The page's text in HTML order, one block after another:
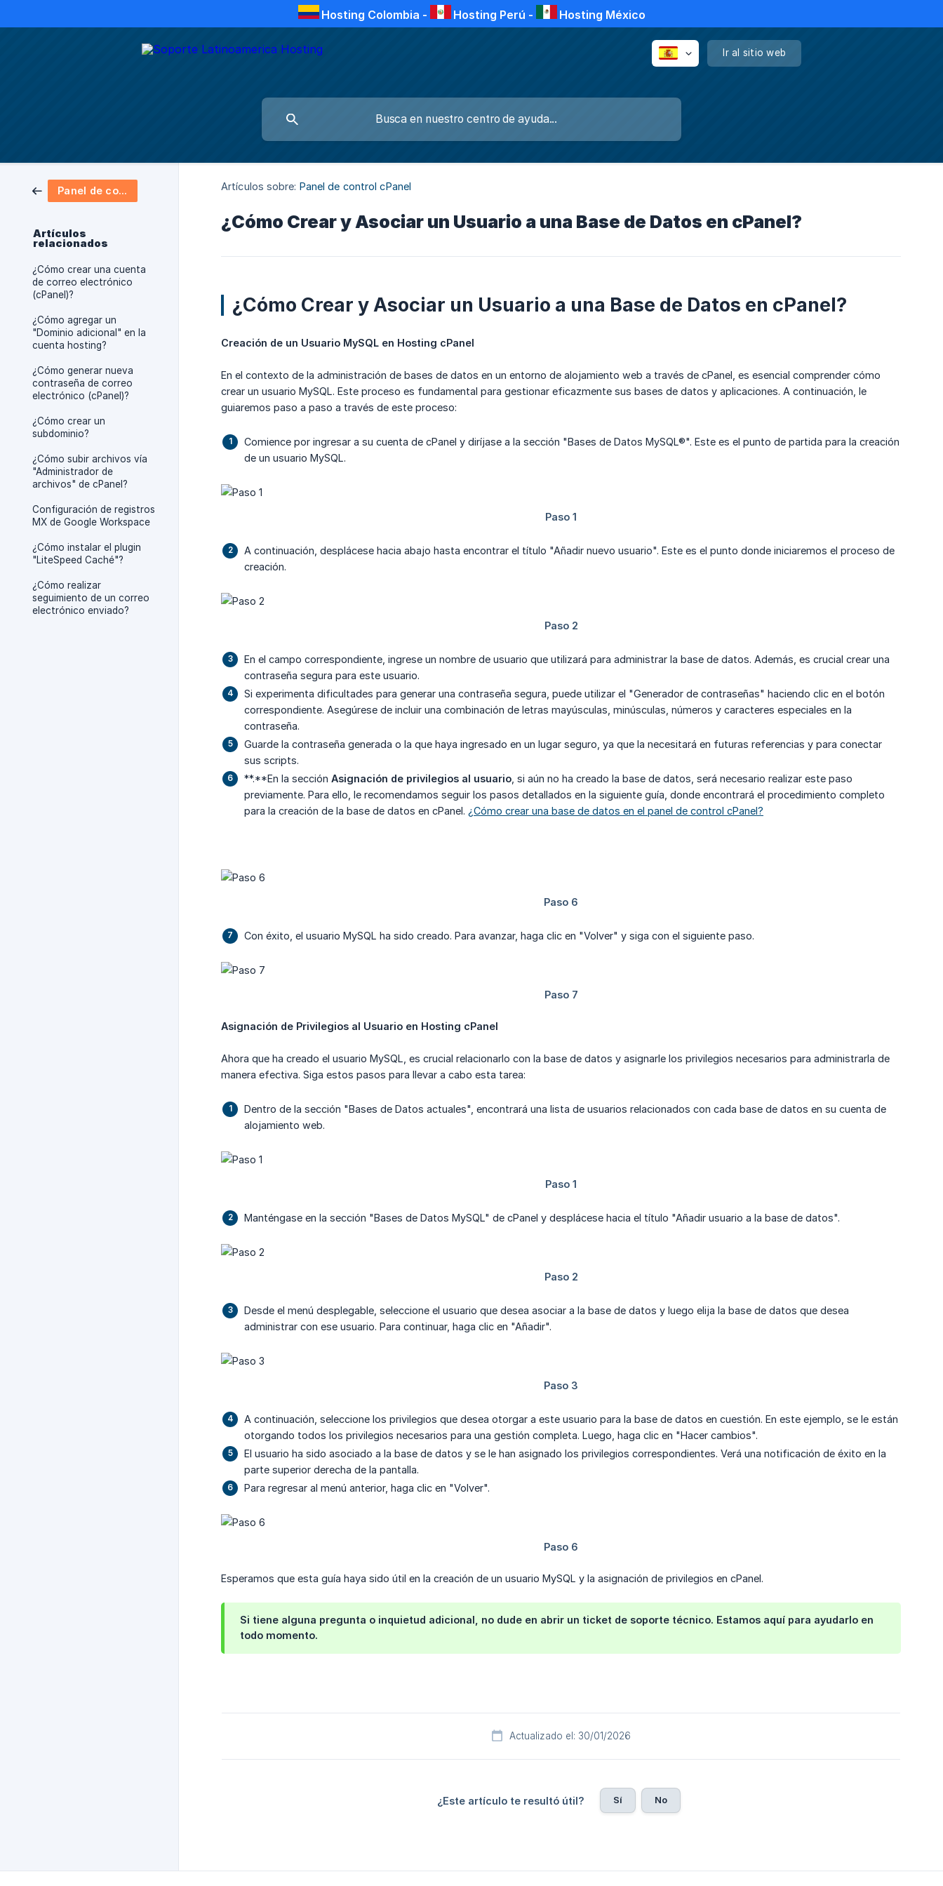
Hosting Colombia - Hosting Perú - Hosting México
Ir al sitio web
Panel de control cPanel
Artículos
relacionados
¿Cómo crear una cuenta
de correo electrónico
(cPanel)?
¿Cómo agregar un
"Dominio adicional" en la
cuenta hosting?
¿Cómo generar nueva
contraseña de correo
electrónico (cPanel)?
¿Cómo crear un
subdominio?
¿Cómo subir archivos vía
"Administrador de
archivos" de cPanel?
Configuración de registros
MX de Google Workspace
¿Cómo instalar el plugin
"LiteSpeed Caché"?
¿Cómo realizar
seguimiento de un correo
electrónico enviado?
Artículos sobre: Panel de control cPanel
¿Cómo Crear y Asociar un Usuario a una Base de Datos en cPanel?
¿Cómo Crear y Asociar un Usuario a una Base de Datos en cPanel?
Creación de un Usuario MySQL en Hosting cPanel
En el contexto de la administración de bases de datos en un entorno de alojamiento web a través de cPanel, es esencial comprender cómo
crear un usuario MySQL. Este proceso es fundamental para gestionar eficazmente sus bases de datos y aplicaciones. A continuación, le
guiaremos paso a paso a través de este proceso:
Comience por ingresar a su cuenta de cPanel y diríjase a la sección "Bases de Datos MySQL®". Este es el punto de partida para la creación
de un usuario MySQL.
A continuación, desplácese hacia abajo hasta encontrar el título "Añadir nuevo usuario". Este es el punto donde iniciaremos el proceso de
creación.
En el campo correspondiente, ingrese un nombre de usuario que utilizará para administrar la base de datos. Además, es crucial crear una
contraseña segura para este usuario.
Si experimenta dificultades para generar una contraseña segura, puede utilizar el "Generador de contraseñas" haciendo clic en el botón
correspondiente. Asegúrese de incluir una combinación de letras mayúsculas, minúsculas, números y caracteres especiales en la
contraseña.
Guarde la contraseña generada o la que haya ingresado en un lugar seguro, ya que la necesitará en futuras referencias y para conectar
sus scripts.
**.**En la sección Asignación de privilegios al usuario , si aún no ha creado la base de datos, será necesario realizar este paso
previamente. Para ello, le recomendamos seguir los pasos detallados en la siguiente guía, donde encontrará el procedimiento completo
para la creación de la base de datos en cPanel. ¿Cómo crear una base de datos en el panel de control cPanel?
Con éxito, el usuario MySQL ha sido creado. Para avanzar, haga clic en "Volver" y siga con el siguiente paso.
Asignación de Privilegios al Usuario en Hosting cPanel
Ahora que ha creado el usuario MySQL, es crucial relacionarlo con la base de datos y asignarle los privilegios necesarios para administrarla de
manera efectiva. Siga estos pasos para llevar a cabo esta tarea:
Dentro de la sección "Bases de Datos actuales", encontrará una lista de usuarios relacionados con cada base de datos en su cuenta de
alojamiento web.
Manténgase en la sección "Bases de Datos MySQL" de cPanel y desplácese hacia el título "Añadir usuario a la base de datos".
Desde el menú desplegable, seleccione el usuario que desea asociar a la base de datos y luego elija la base de datos que desea
administrar con ese usuario. Para continuar, haga clic en "Añadir".
A continuación, seleccione los privilegios que desea otorgar a este usuario para la base de datos en cuestión. En este ejemplo, se le están
otorgando todos los privilegios necesarios para una gestión completa. Luego, haga clic en "Hacer cambios".
El usuario ha sido asociado a la base de datos y se le han asignado los privilegios correspondientes. Verá una notificación de éxito en la
parte superior derecha de la pantalla.
Para regresar al menú anterior, haga clic en "Volver".
Esperamos que esta guía haya sido útil en la creación de un usuario MySQL y la asignación de privilegios en cPanel.
Si tiene alguna pregunta o inquietud adicional, no dude en abrir un ticket de soporte técnico. Estamos aquí para ayudarlo en
todo momento.
Actualizado el: 30/01/2026
¿Este artículo te resultó útil? Sí No